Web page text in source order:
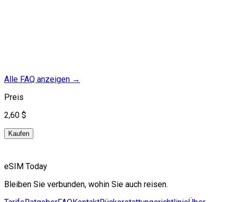
Alle FAQ anzeigen →
Preis
2,60 $
Kaufen
eSIM Today
Bleiben Sie verbunden, wohin Sie auch reisen.